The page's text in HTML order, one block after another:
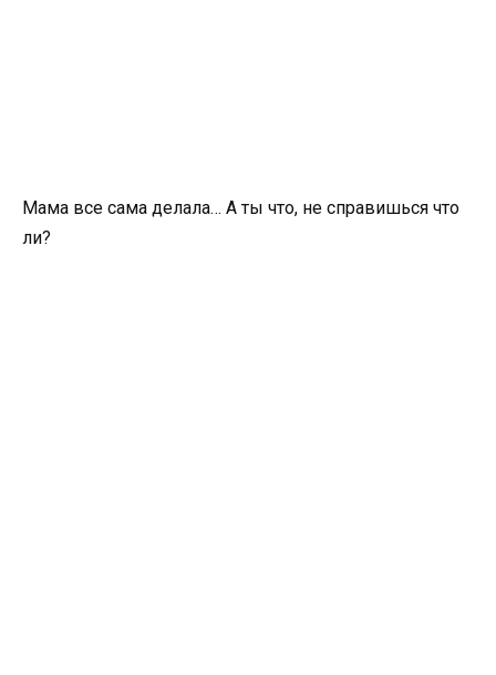
Мама все сама делала… А ты что, не справишься что
ли?